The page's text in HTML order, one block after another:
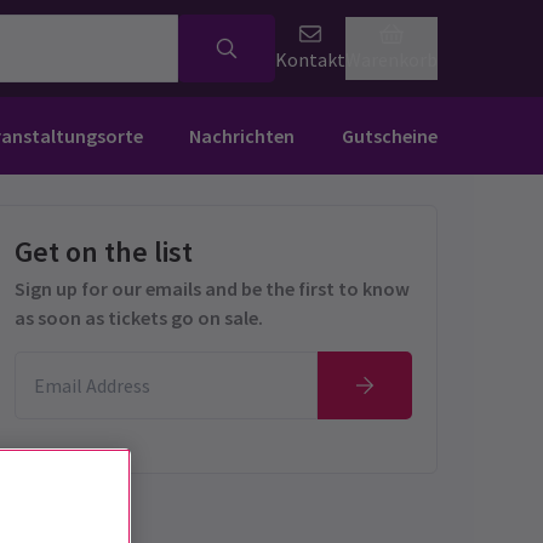
Kontakt
Nachrichten Gutscheine
Get on the list
Sign up for our emails and be the first to know
as soon as tickets go on sale.